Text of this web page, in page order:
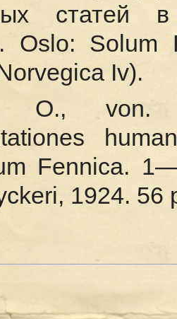
статей
Oslo:
Iv).
O., von.
Fennica.
1924. 56